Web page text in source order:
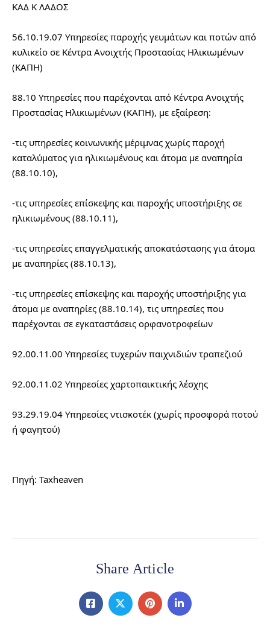
ΚΑΔ Κ ΛΑΔΟΣ
56.10.19.07 Υπηρεσίες παροχής γευμάτων και ποτών από
κυλικείο σε Κέντρα Ανοιχτής Προστασίας Ηλικιωμένων
(ΚΑΠΗ)
88.10 Υπηρεσίες που παρέχονται από Κέντρα Ανοιχτής
Προστασίας Ηλικιωμένων (ΚΑΠΗ), με εξαίρεση:
-τις υπηρεσίες κοινωνικής μέριμνας χωρίς παροχή
καταλύματος για ηλικιωμένους και άτομα με αναπηρία
(88.10.10),
-τις υπηρεσίες επίσκεψης και παροχής υποστήριξης σε
ηλικιωμένους (88.10.11),
-τις υπηρεσίες επαγγελματικής αποκατάστασης για άτομα
με αναπηρίες (88.10.13),
-τις υπηρεσίες επίσκεψης και παροχής υποστήριξης για
άτομα με αναπηρίες (88.10.14), τις υπηρεσίες που
παρέχονται σε εγκαταστάσεις ορφανοτροφείων
92.00.11.00 Υπηρεσίες τυχερών παιχνιδιών τραπεζιού
92.00.11.02 Υπηρεσίες χαρτοπαικτικής λέσχης
93.29.19.04 Υπηρεσίες ντισκοτέκ (χωρίς προσφορά ποτού
ή φαγητού)
Πηγή: Taxheaven
Share Article